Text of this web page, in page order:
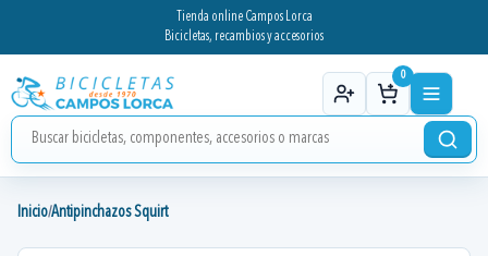
Tienda online Campos Lorca
Bicicletas, recambios y accesorios
0
Inicio/Antipinchazos Squirt